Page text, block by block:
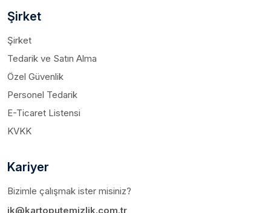
Şirket
Şirket
Tedarik ve Satın Alma
Özel Güvenlik
Personel Tedarik
E-Ticaret Listensi
KVKK
Kariyer
Bizimle çalışmak ister misiniz?
ik@kartoputemizlik.com.tr